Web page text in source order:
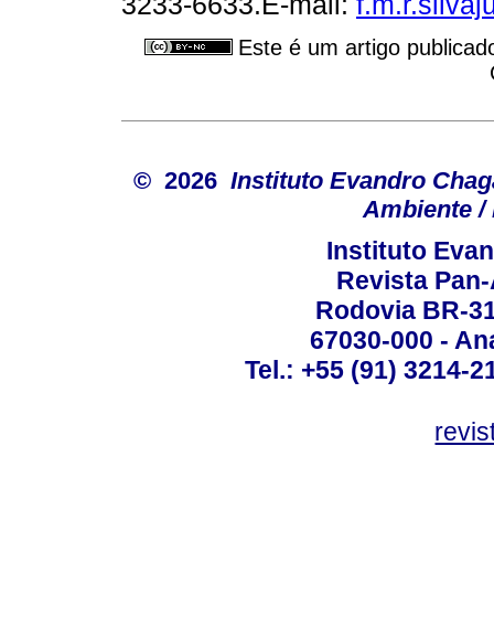
Este é um artigo
© 2026Instituto Evandro
Ambiente /
Instituto
Revista
Rodovia BR-
67030-000 -
Tel.: +55 (91) 3214-